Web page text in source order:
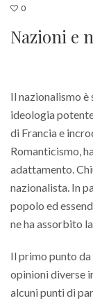
0
Nazioni e
Il nazionalismo è
ideologia
di Francia e
Romanticismo,
adattamento.
nazionalista. In
popolo ed
ne ha assorbito
Il primo punto
opinioni diverse
alcuni punti di